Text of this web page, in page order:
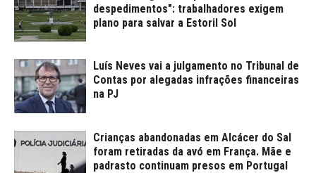
despedimentos": trabalhadores exigem
plano para salvar a Estoril Sol
Luís Neves vai a julgamento no Tribunal de
Contas por alegadas infrações financeiras
na PJ
Crianças abandonadas em Alcácer do Sal
foram retiradas da avó em França. Mãe e
padrasto continuam presos em Portugal